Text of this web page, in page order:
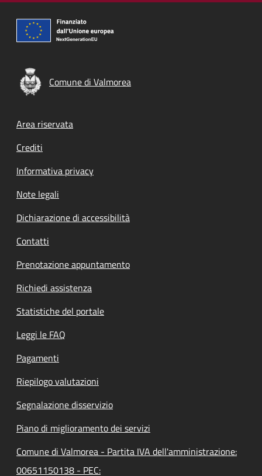
Comune di Valmorea
Footer menu
Area riservata
Crediti
Informativa privacy
Note legali
Dichiarazione di accessibilità
Contatti
Prenotazione appuntamento
Richiedi assistenza
Statistiche del portale
Leggi le FAQ
Pagamenti
Riepilogo valutazioni
Segnalazione disservizio
Piano di miglioramento dei servizi
Comune di Valmorea - Partita IVA dell'amministrazione:
00651150138 - PEC: